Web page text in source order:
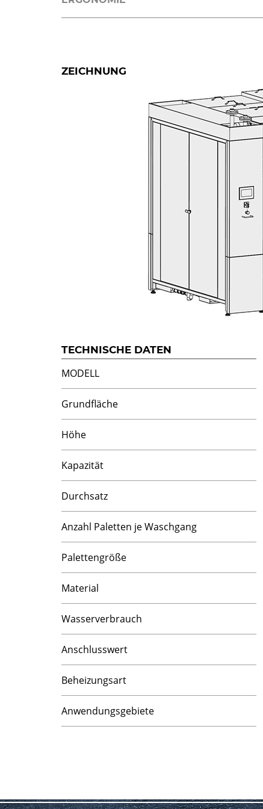
ZEICHNUNG
TECHNISCHE DATEN
MODELL
Grundfläche
Höhe
Kapazität
Durchsatz
Anzahl Paletten je Waschgang
Palettengröße
Material
Wasserverbrauch
Anschlusswert
Beheizungsart
Anwendungsgebiete